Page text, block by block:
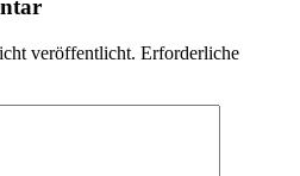
veröffentlicht. Erforderliche